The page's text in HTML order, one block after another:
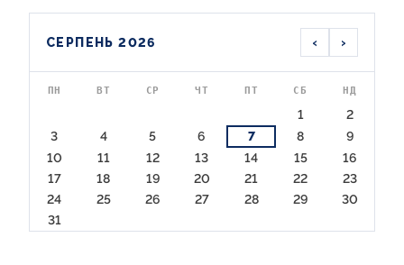
СЕРПЕНЬ 2026 ‹ ›
ПН ВТ СР ЧТ ПТ СБ НД
1
2
3
4 5 6 7 8
9
10
11 12 13 14 15
16
17
18 19 20 21 22
23
24
25 26 27 28 29
30
31